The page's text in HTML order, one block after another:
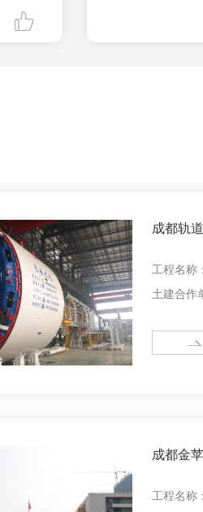
成都轨
工程名称
土建合作
道。共3
MORE
成都金
工程名称